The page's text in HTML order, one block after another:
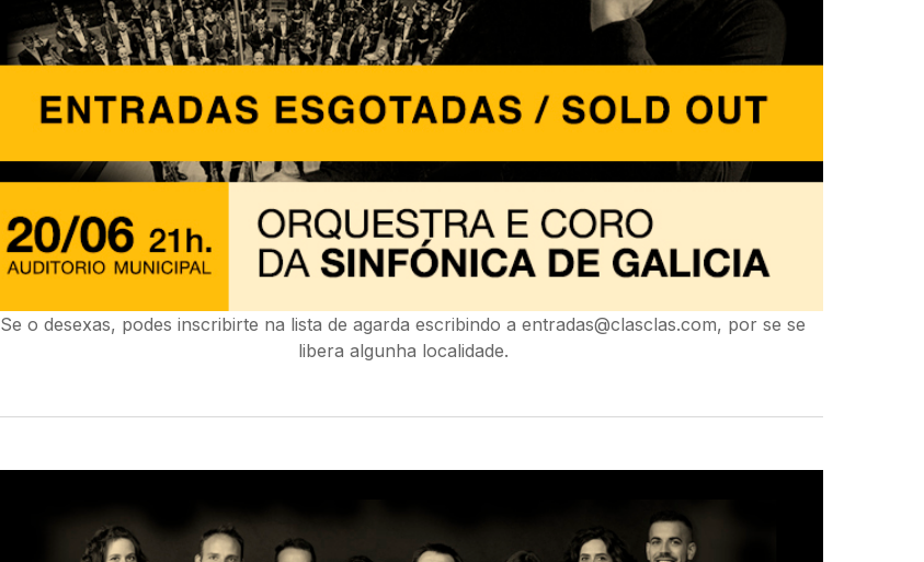
Se o desexas, podes inscribirte na lista de agarda escribindo a entradas@clasclas.com, por se se
libera algunha localidade.